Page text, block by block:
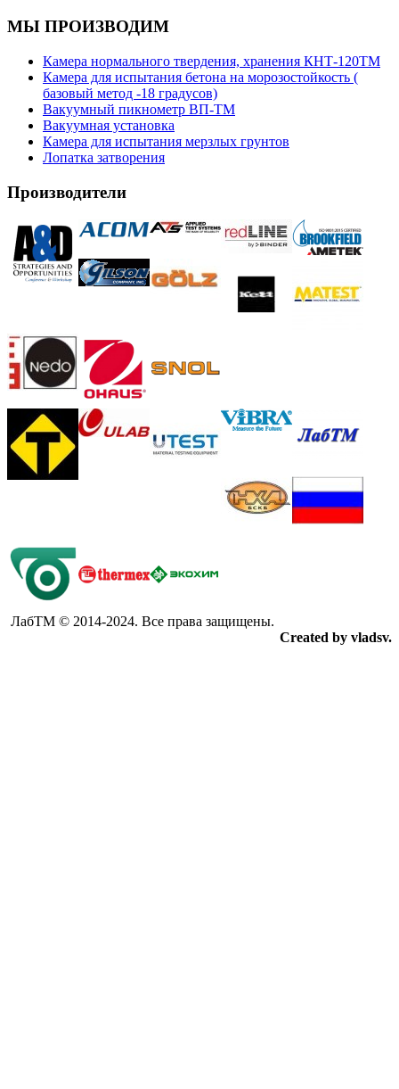
МЫ ПРОИЗВОДИМ
Камера нормального твердения, хранения КНТ-120ТМ
Камера для испытания бетона на морозостойкость (
базовый метод -18 градусов)
Вакуумный пикнометр ВП-ТМ
Вакуумная установка
Камера для испытания мерзлых грунтов
Лопатка затворения
Производители
ЛабТМ © 2014-2024. Все права защищены.
Created by vladsv.